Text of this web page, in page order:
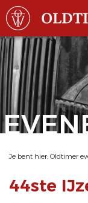
Je bent hier: Oldtimer
44ste